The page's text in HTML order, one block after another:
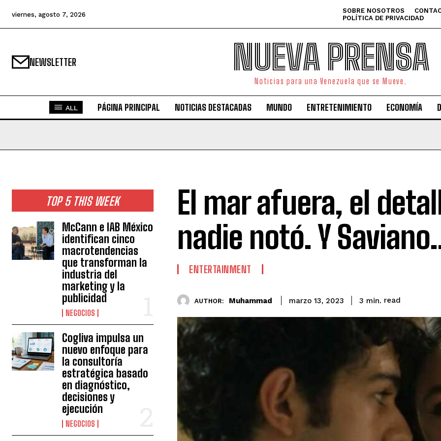
viernes, agosto 7, 2026 SOBRE NOSOTROS
POLÍTICA DE PRIVACIDAD
NEWSLETTER NUEVA PRENSA
Noticias para una Venezuela que se Mueve.
ALL PÁGINA PRINCIPAL NOTICIAS DESTACADAS MUNDO ENTRETENIMIENTO ECONOMÍA
TOP 5 THIS WEEK
McCann e IAB México
identifican cinco
macrotendencias
que transforman la
industria del
marketing y la
publicidad
NEGOCIOS
Cogliva impulsa un
nuevo enfoque para
la consultoría
estratégica basado
en diagnóstico,
decisiones y
ejecución
NEGOCIOS
El mar afuera, el
nadie notó. Y
ENTERTAINMENT
AUTHOR: Muhammad marzo 13, 2023 3 min. read